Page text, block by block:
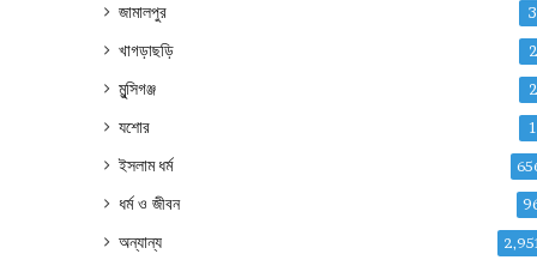
জামালপুর 3
খাগড়াছড়ি 2
মুন্সিগঞ্জ 2
যশোর 1
ইসলাম ধর্ম
ধর্ম ও জীবন
অন্যান্য